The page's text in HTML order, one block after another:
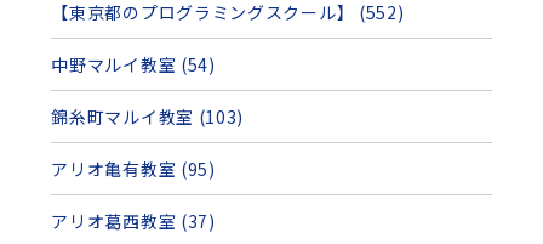
【東京都のプログラミングスクール】 (552)
中野マルイ教室 (54)
錦糸町マルイ教室 (103)
アリオ亀有教室 (95)
アリオ葛西教室 (37)